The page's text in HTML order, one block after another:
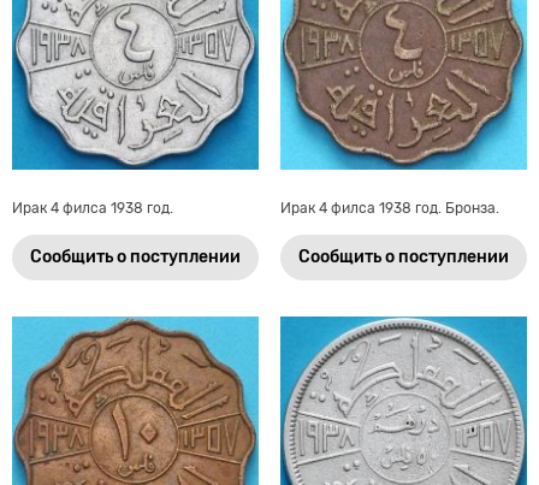
Ирак 4 филса 1938 год.
Сообщить о поступлении
Ирак 4 филса 1938 год. Бронза.
Сообщить о поступлении